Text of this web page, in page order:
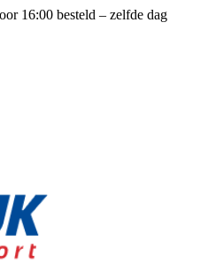
16:00 besteld – zelfde dag